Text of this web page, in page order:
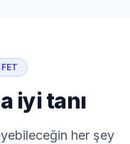
iyi tanı
her şey